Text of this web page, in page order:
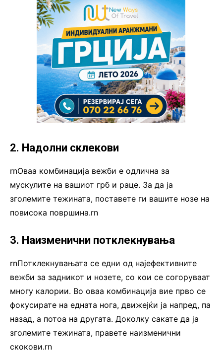
2. Надолни склекови
rnОваа комбинација вежби е одлична за
мускулите на вашиот грб и раце. За да ја
зголемите тежината, поставете ги вашите нозе на
повисока површина.rn
3. Наизменични потклекнувања
rnПотклекнувањата се едни од најефективните
вежби за задникот и нозете, со кои се согоруваат
многу калории. Во оваа комбинација вие прво се
фокусирате на едната нога, движејќи ја напред, па
назад, а потоа на другата. Доколку сакате да ја
зголемите тежината, правете наизменични
скокови.rn